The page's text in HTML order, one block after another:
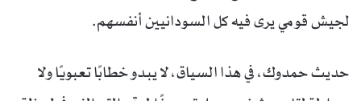
لجيش قومي يرى فيه كل السودانيين أنفسهم.
حديث حمدوك، في هذا السياق، لا يبدو خطابًا تعبويًا ولا